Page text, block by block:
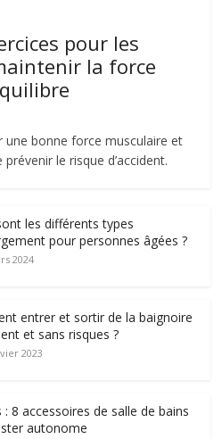
pour les
la force
une bonne force musculaire et
le risque d’accident.
les différents types
pour personnes âgées ?
2024
entrer et sortir de la baignoire
et sans risques ?
2023
: 8 accessoires de salle de bains
autonome